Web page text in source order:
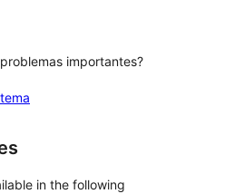
importantes?
in the following